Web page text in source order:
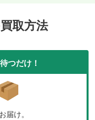
取方法
つだけ！
届け。